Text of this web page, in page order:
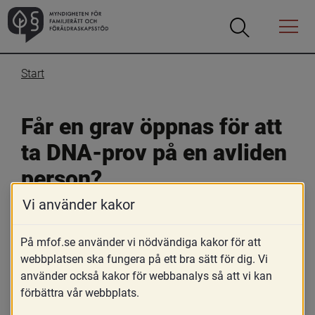
Öppna
Öppna
Menyn
Start
Får en grav öppnas för att
ta DNA-prov på en avliden
person?
Skriv ut
Enligt förarbetena till den nya lagen, lagen om genetisk
undersökning vid utredning av faderskap, har staten ett
Vi använder kakor
På mfof.se använder vi nödvändiga kakor för att
webbplatsen ska fungera på ett bra sätt för dig. Vi
använder också kakor för webbanalys så att vi kan
förbättra vår webbplats.